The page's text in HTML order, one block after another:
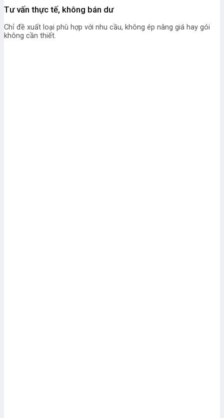
Tư vấn thực tế, không bán dư
Chỉ đề xuất loại phù hợp với nhu cầu, không ép nâng giá hay gói
không cần thiết.